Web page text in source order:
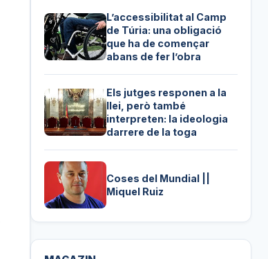
L’accessibilitat al Camp
de Túria: una obligació
que ha de començar
abans de fer l’obra
Els jutges responen a la
llei, però també
interpreten: la ideologia
darrere de la toga
Coses del Mundial ||
Miquel Ruiz